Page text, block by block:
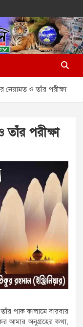
In Australia
নেয়ামত ও তাঁর পরীক্ষা
পরীক্ষা
পাক কালামে বারবার
আমার অনুগ্রহের কথা,